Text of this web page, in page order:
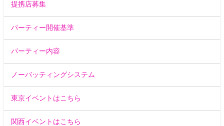
提携店募集
パーティー開催基準
パーティー内容
ノーバッティングシステム
東京イベントはこちら
関西イベントはこちら